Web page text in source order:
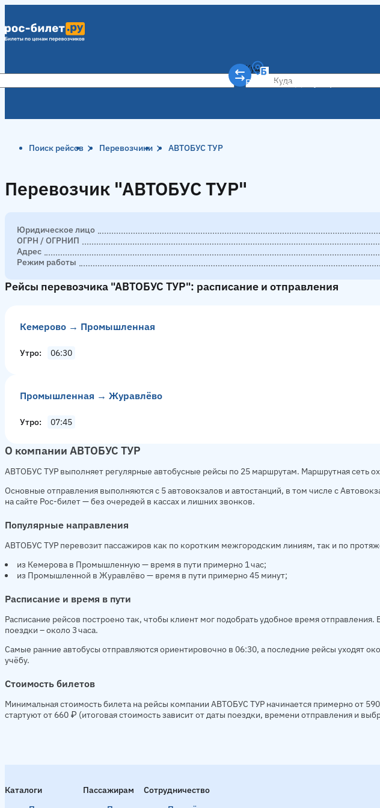
Куда
Ростов-на-Дону
Поиск рейсов Перевозчики АВТОБУС ТУР
Перевозчик "АВТОБУС ТУР"
Перевозчик "АВТОБУС ТУР"
Юридическое лицо
ОГРН / ОГРНИП
Адрес
Режим работы
Рейсы перевозчика "АВТОБУС ТУР": расписание и отправления
Кемерово → Промышленная
Утро 06:30
Промышленная → Журавлёво
Утро 07:45
О компании АВТОБУС ТУР
АВТОБУС ТУР выполняет регулярные автобусные рейсы по 25 маршрутам. Маршрутная сеть
Основные отправления выполняются с 5 автовокзалов и автостанций, в том числе с
на сайте Рос-билет — без очередей в кассах и лишних звонков.
Популярные направления
АВТОБУС ТУР перевозит пассажиров как по коротким межгородским линиям, так и по
из Кемерова в Промышленную — время в пути примерно 1 час;
из Промышленной в Журавлёво — время в пути примерно 45 минут;
Расписание и время в пути
Расписание рейсов построено так, чтобы клиент мог подобрать удобное время
поездки – около 3 часа.
Самые ранние автобусы отправляются ориентировочно в 06:30, а последние рейсы уходят
учёбу.
Стоимость билетов
Минимальная стоимость билета на рейсы компании АВТОБУС ТУР начинается примерно от
стартуют от 660 ₽ (итоговая стоимость зависит от даты поездки, времени отправления и
Каталоги
Пассажирам
Сотрудничество